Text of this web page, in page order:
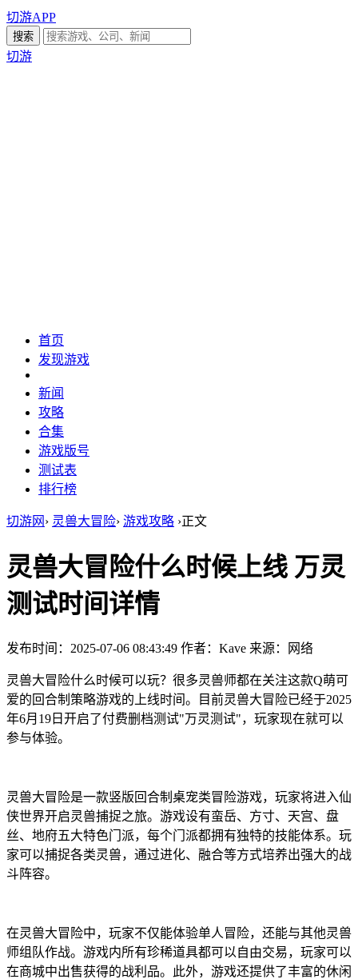
切游APP
切游
首页
发现游戏
新闻
攻略
合集
游戏版号
测试表
排行榜
切游网 › 灵兽大冒险› 游戏攻略 ›正文
灵兽大冒险什么时候上线 万灵
测试时间详情
发布时间：2025-07-06 08:43:49 作者：Kave 来源：网络
灵兽大冒险什么时候可以玩？很多灵兽师都在关注这款Q萌可
爱的回合制策略游戏的上线时间。目前灵兽大冒险已经于2025
年6月19日开启了付费删档测试"万灵测试"，玩家现在就可以
参与体验。
灵兽大冒险是一款竖版回合制桌宠类冒险游戏，玩家将进入仙
侠世界开启灵兽捕捉之旅。游戏设有蛮岳、方寸、天宫、盘
丝、地府五大特色门派，每个门派都拥有独特的技能体系。玩
家可以捕捉各类灵兽，通过进化、融合等方式培养出强大的战
斗阵容。
在灵兽大冒险中，玩家不仅能体验单人冒险，还能与其他灵兽
师组队作战。游戏内所有珍稀道具都可以自由交易，玩家可以
在商城中出售获得的战利品。此外，游戏还提供了丰富的休闲